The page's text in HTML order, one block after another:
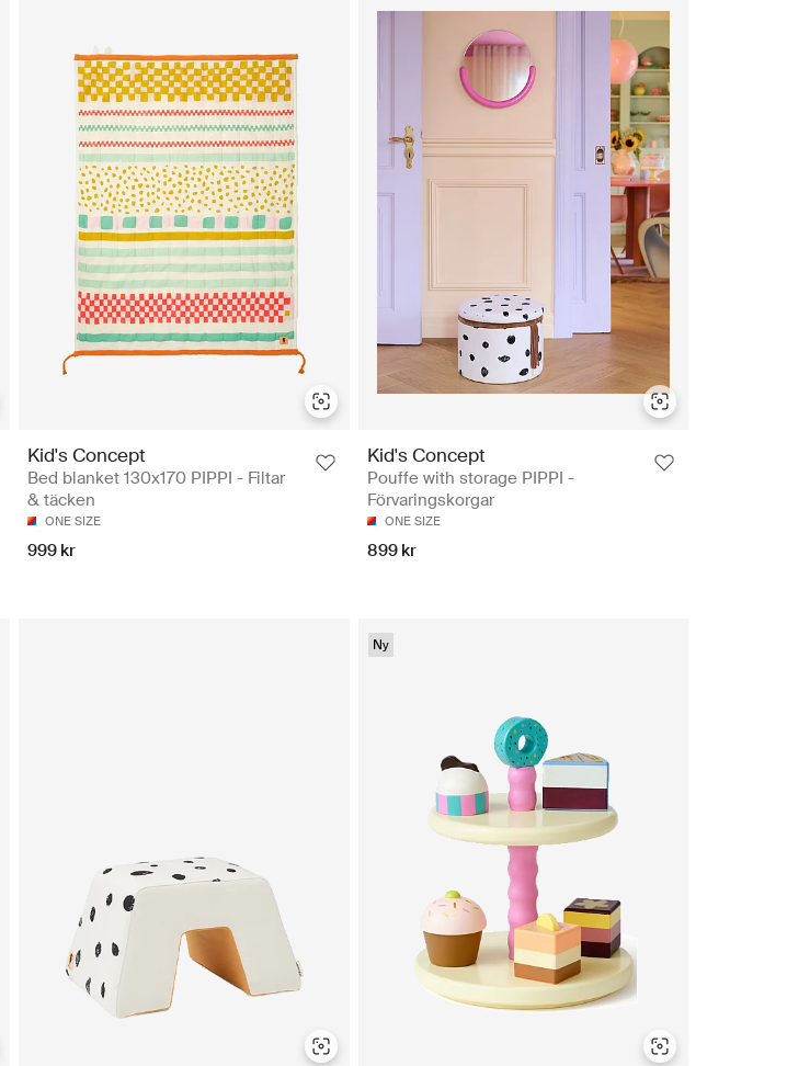
eller praktisk lekmatta till bebisen. Om du letar efter en present till ett lite större barn, hittar du
massa annat bland våra Kids Concept-leksaker. En gunghäst är en klassisk present och här kan du
mammut? Likaså fortsätter ett lekkök att vara en favorit år efter år. Kid's Concept ger dig alla tillbehör
upp en svensk fika eller ett engelskt five o'clock tea? Frukosten är dagens viktigaste måltid, och en
brödrost, våffeljärn och mixer. Kolla in vårt utbud och hitta den perfekta presenten till den lilla
produkter är designade för att hålla från generation till generation. Till exempel är leksakerna och
behov. Målet är att 80 % av deras produkter ska vara gjorda av FSC-certifierat trä i slutet av 2022. FSC
skyddar hotade arter, hälsosamma arbetsförhållanden och den biologiska mångfalden i marken. Här
och barnmöbler såsom docksängar, leksakskök och instrument. Utforska vårt utbud och använd
att hitta det du letar efter. Fixa julklapparna och födelsedagspresenterna med en gång, och köp en Kids
barn. Om du vill få mer information om nya erbjudanden och kampanjer, prenumerera på vårt
direkt till din inkorg. Happy shopping!
Kid's Concept
Bed blanket 130x170 PIPPI - Filtar
& täcken
ONE SIZE
999 kr
Kid's Concept
Pouffe with storage PIPPI -
Förvaringskorgar
ONE SIZE
899 kr
Ny